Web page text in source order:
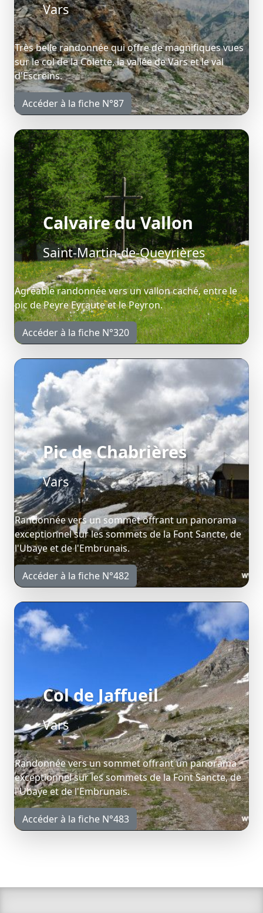
Vars
Très belle randonnée qui offre de magnifiques vues
sur le col de la Colette, la vallée de Vars et le val
d'Escreins.
Accéder à la fiche N°87
Calvaire du Vallon
Saint-Martin-de-Queyrières
Agréable randonnée vers un vallon caché, entre le
pic de Peyre Eyraute et le Peyron.
Accéder à la fiche N°320
Pic de Chabrières
Vars
Randonnée vers un sommet offrant un panorama
exceptionnel sur les sommets de la Font Sancte, de
l'Ubaye et de l'Embrunais.
Accéder à la fiche N°482
Col de Jaffueil
Vars
Randonnée vers un sommet offrant un panorama
exceptionnel sur les sommets de la Font Sancte, de
l'Ubaye et de l'Embrunais.
Accéder à la fiche N°483